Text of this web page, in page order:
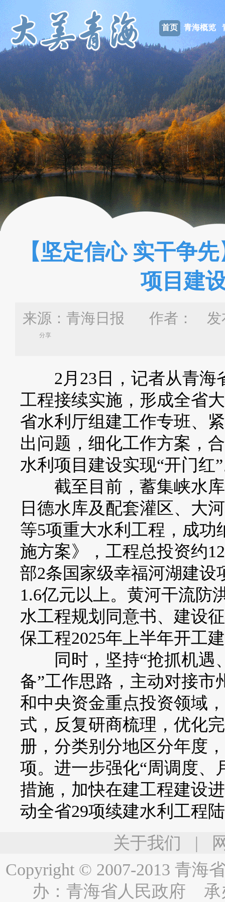
首页 青海概览
【坚定信心 实干争
项目建
来源：青海日报 作者： 发
分享
2月23日，记者从青海
工程接续实施，形成全省
省水利厅组建工作专班、
出问题，细化工作方案，
水利项目建设实现“开门红
截至目前，蓄集峡水库
日德水库及配套灌区、大
等5项重大水利工程，成功
施方案》，工程总投资约
部2条国家级幸福河湖建
1.6亿元以上。黄河干流防
水工程规划同意书、建设
保工程2025年上半年开工
同时，坚持“抢抓机遇
备”工作思路，主动对接市
和中央资金重点投资领域
式，反复研商梳理，优化
册，分类别分地区分年度
项。进一步强化“周调度、
措施，加快在建工程建设
动全省29项续建水利工程
关于我们 |
Copyright © 2007-2013 青海
办： 青海省人民政府 承